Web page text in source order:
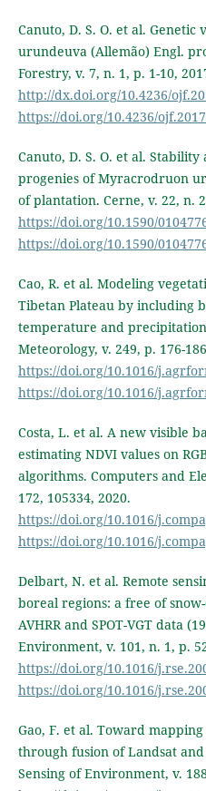
Canuto, D. S. O. et al.
urundeuva (Allemão) Engl.
Forestry, v. 7, n. 1, p. 1-10,
http://dx.doi.org/10.4236/
https://doi.org/10.4236/
Canuto, D. S. O. et al.
progenies of Myracrodruon
of plantation. Cerne, v. 22, n.
https://doi.org/10.1590/
https://doi.org/10.1590/
Cao, R. et al. Modeling
Tibetan Plateau by including
temperature and
Meteorology, v. 249, p. 176-
https://doi.org/10.1016/
https://doi.org/10.1016/
Costa, L. et al. A new visible
estimating NDVI values on
algorithms. Computers and
172, 105334, 2020.
https://doi.org/10.1016/
https://doi.org/10.1016/
Delbart, N. et al. Remote
boreal regions: a free of
AVHRR and SPOT-VGT data
Environment, v. 101, n. 1, p.
https://doi.org/10.1016/
https://doi.org/10.1016/
Gao, F. et al. Toward
through fusion of Landsat and
Sensing of Environment, v.